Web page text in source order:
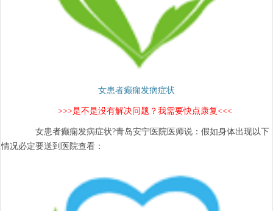
女患者癫痫发病症状
>>>是不是没有解决问题？我需要快点康复<<<
女患者癫痫发病症状?青岛安宁医院医师说：假如身体出现以下
情况必定要送到医院查看：